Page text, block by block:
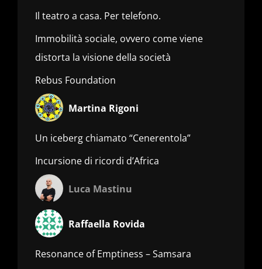
Il teatro a casa. Per telefono.
Immobilità sociale, ovvero come viene
distorta la visione della società
Rebus Foundation
Martina Rigoni
Un iceberg chiamato “Cenerentola”
Incursione di ricordi d’Africa
Luca Mastinu
Raffaella Rovida
Resonance of Emptiness – Samsara